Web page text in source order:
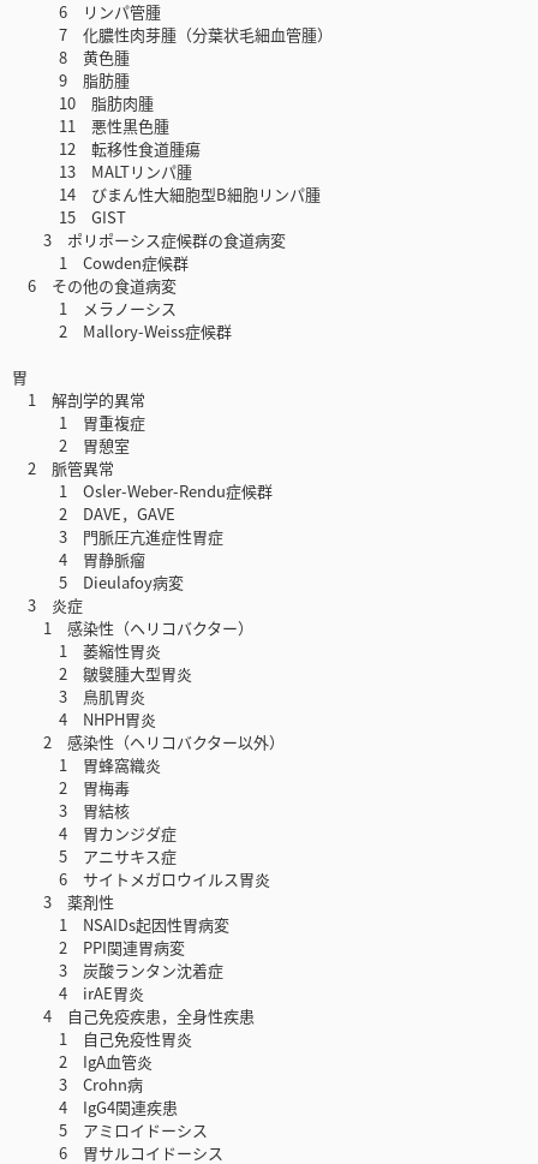
6 リンパ管腫
7 化膿性肉芽腫（分葉状毛細血管腫）
8 黄色腫
9 脂肪腫
10 脂肪肉腫
11 悪性黒色腫
12 転移性食道腫瘍
13 MALTリンパ腫
14 びまん性大細胞型B細胞リンパ腫
15 GIST
3 ポリポーシス症候群の食道病変
1 Cowden症候群
6 その他の食道病変
1 メラノーシス
2 Mallory-Weiss症候群
胃
1 解剖学的異常
1 胃重複症
2 胃憩室
2 脈管異常
1 Osler-Weber-Rendu症候群
2 DAVE，GAVE
3 門脈圧亢進症性胃症
4 胃静脈瘤
5 Dieulafoy病変
3 炎症
1 感染性（ヘリコバクター）
1 萎縮性胃炎
2 皺襞腫大型胃炎
3 鳥肌胃炎
4 NHPH胃炎
2 感染性（ヘリコバクター以外）
1 胃蜂窩織炎
2 胃梅毒
3 胃結核
4 胃カンジダ症
5 アニサキス症
6 サイトメガロウイルス胃炎
3 薬剤性
1 NSAIDs起因性胃病変
2 PPI関連胃病変
3 炭酸ランタン沈着症
4 irAE胃炎
4 自己免疫疾患，全身性疾患
1 自己免疫性胃炎
2 IgA血管炎
3 Crohn病
4 IgG4関連疾患
5 アミロイドーシス
6 胃サルコイドーシス